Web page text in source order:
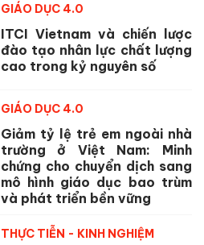
GIÁO DỤC 4.0
ITCI Vietnam và chiến lược
đào tạo nhân lực chất lượng
cao trong kỷ nguyên số
GIÁO DỤC 4.0
Giảm tỷ lệ trẻ em ngoài nhà
trường ở Việt Nam: Minh
chứng cho chuyển dịch sang
mô hình giáo dục bao trùm
và phát triển bền vững
THỰC TIỄN - KINH NGHIỆM